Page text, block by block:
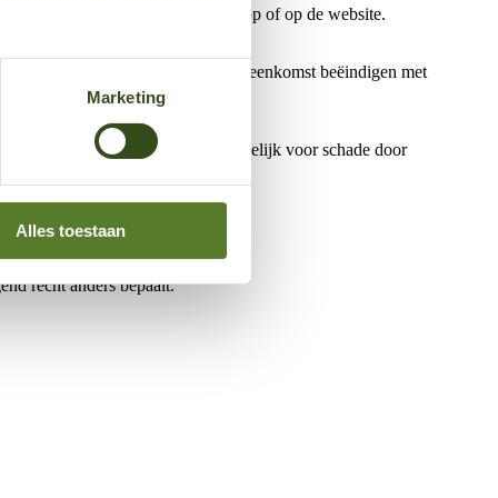
Marketing
Alles toestaan
zijn terug te vinden in de 50five-app of op de website.
Klant als 50five kan de overeenkomst beëindigen met
of grove schuld. Klant is aansprakelijk voor schade door
recht anders bepaalt.